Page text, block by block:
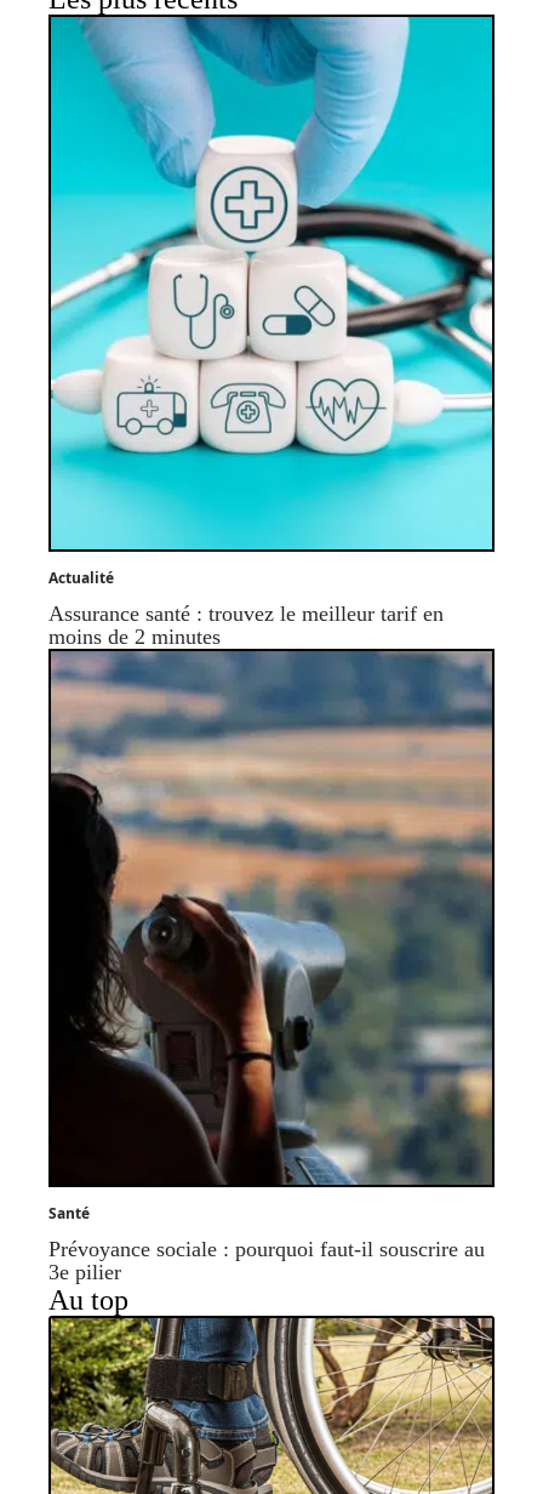
Actualité
Assurance santé : trouvez le meilleur tarif en
moins de 2 minutes
Santé
Prévoyance sociale : pourquoi faut-il souscrire au
3e pilier
Au top